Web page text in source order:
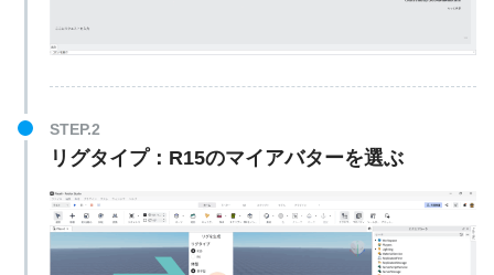
STEP.2
リグタイプ：R15のマイアバターを選ぶ